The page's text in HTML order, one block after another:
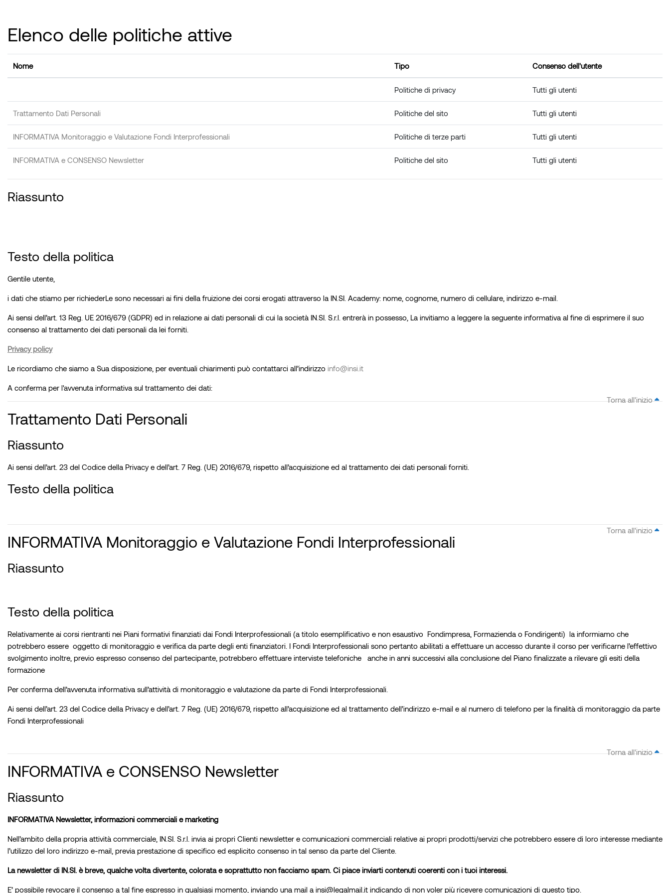
Elenco delle politiche attive
Nome Tipo Consenso dell'utente
Politiche di privacy Tutti gli utenti
Trattamento Dati Personali Politiche del sito Tutti gli utenti
INFORMATIVA Monitoraggio e Valutazione Fondi Interprofessionali Politiche di terze parti Tutti gli utenti
INFORMATIVA e CONSENSO Newsletter Politiche del sito Tutti gli utenti
Riassunto
Testo della politica
Gentile utente,
i dati che stiamo per richiederLe sono necessari ai fini della fruizione dei corsi erogati attraverso la IN.SI. Academy: nome, cognome, numero di cellulare, indirizzo e-mail.
Ai sensi dell’art. 13 Reg. UE 2016/679 (GDPR) ed in relazione ai dati personali di cui la società IN.SI. S.r.l. entrerà in possesso, La invitiamo a leggere la seguente informativa al fine di esprimere il suo
consenso al trattamento dei dati personali da lei forniti.
Privacy policy
Le ricordiamo che siamo a Sua disposizione, per eventuali chiarimenti può contattarci all’indirizzo info@insi.it
A conferma per l'avvenuta informativa sul trattamento dei dati:
Torna all'inizio
Trattamento Dati Personali
Riassunto
Ai sensi dell’art. 23 del Codice della Privacy e dell’art. 7 Reg. (UE) 2016/679, rispetto all’acquisizione ed al trattamento dei dati personali forniti.
Testo della politica
Torna all'inizio
INFORMATIVA Monitoraggio e Valutazione Fondi Interprofessionali
Riassunto
Testo della politica
Relativamente ai corsi rientranti nei Piani formativi finanziati dai Fondi Interprofessionali (a titolo esemplificativo e non esaustivo Fondimpresa, Formazienda o Fondirigenti) la informiamo che
potrebbero essere oggetto di monitoraggio e verifica da parte degli enti finanziatori. I Fondi Interprofessionali sono pertanto abilitati a effettuare un accesso durante il corso per verificarne l’effettivo
svolgimento inoltre, previo espresso consenso del partecipante, potrebbero effettuare interviste telefoniche anche in anni successivi alla conclusione del Piano finalizzate a rilevare gli esiti della
formazione
Per conferma dell’avvenuta informativa sull’attività di monitoraggio e valutazione da parte di Fondi Interprofessionali.
Ai sensi dell’art. 23 del Codice della Privacy e dell’art. 7 Reg. (UE) 2016/679, rispetto all’acquisizione ed al trattamento dell’indirizzo e-mail e al numero di telefono per la finalità di monitoraggio da parte
Fondi Interprofessionali
Torna all'inizio
INFORMATIVA e CONSENSO Newsletter
Riassunto
INFORMATIVA Newsletter, informazioni commerciali e marketing
Nell’ambito della propria attività commerciale, IN.SI. S.r.l. invia ai propri Clienti newsletter e comunicazioni commerciali relative ai propri prodotti/servizi che potrebbero essere di loro interesse mediante
l’utilizzo del loro indirizzo e-mail, previa prestazione di specifico ed esplicito consenso in tal senso da parte del Cliente.
La newsletter di IN.SI. è breve, qualche volta divertente, colorata e soprattutto non facciamo spam. Ci piace inviarti contenuti coerenti con i tuoi interessi.
E’ possibile revocare il consenso a tal fine espresso in qualsiasi momento, inviando una mail a insi@legalmail.it indicando di non voler più ricevere comunicazioni di questo tipo.